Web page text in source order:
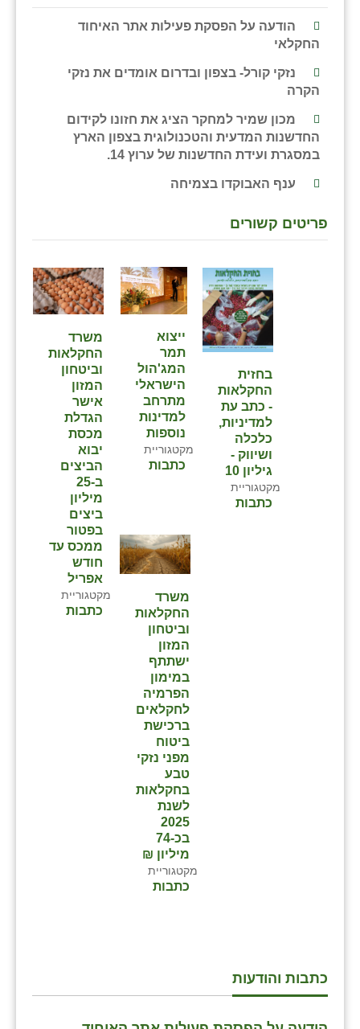
הודעה על הפסקת פעילות אתר האיחוד
החקלאי
נזקי קורל- בצפון ובדרום אומדים את נזקי
הקרה
מכון שמיר למחקר הציג את חזונו לקידום
החדשנות המדעית והטכנולוגית בצפון הארץ
במסגרת ועידת החדשנות של ערוץ 14.
ענף האבוקדו בצמיחה
פריטים קשורים
משרד
החקלאות
וביטחון
המזון
אישר
הגדלת
מכסת
יבוא
הביצים
ב-25
מיליון
ביצים
בפטור
ממכס עד
חודש
אפריל
מקטגוריית
כתבות
ייצוא
תמר
המג'הול
הישראלי
מתרחב
למדינות
נוספות
מקטגוריית
כתבות
בחזית
החקלאות
- כתב עת
למדיניות,
כלכלה
ושיווק -
גיליון 10
מקטגוריית
כתבות
משרד
החקלאות
וביטחון
המזון
ישתתף
במימון
הפרמיה
לחקלאים
ברכישת
ביטוח
מפני נזקי
טבע
בחקלאות
לשנת
2025
בכ-74
מיליון ₪
מקטגוריית
כתבות
כתבות והודעות
שדה ורבורג
שדה צבי
שדמה
תלמי יוסף